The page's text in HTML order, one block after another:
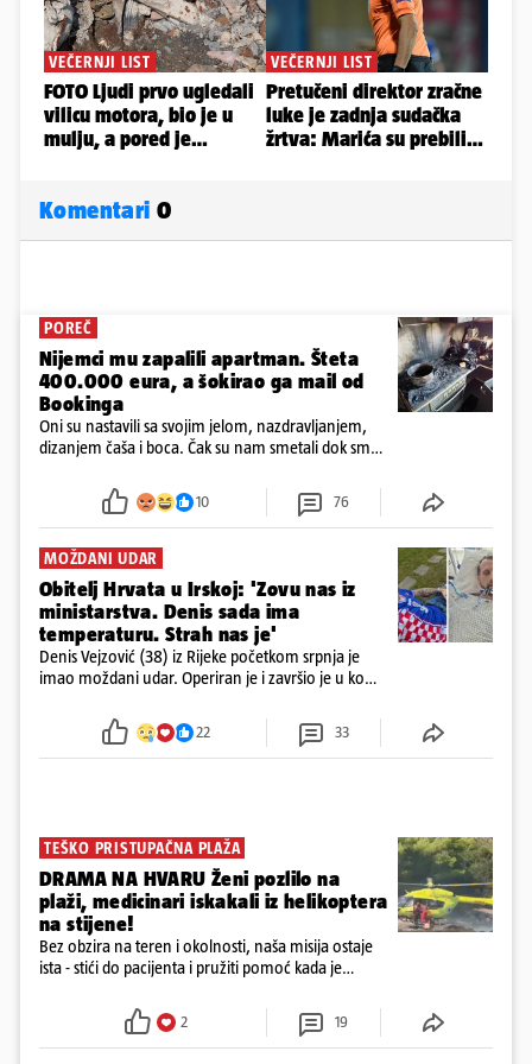
Komentari 0
POREČ
Nijemci mu zapalili apartman. Šteta
400.000 eura, a šokirao ga mail od
Bookinga
Oni su nastavili sa svojim jelom, nazdravljanjem,
dizanjem čaša i boca. Čak su nam smetali dok smo
požar, rekao je vlasnik
10 76
MOŽDANI UDAR
Obitelj Hrvata u Irskoj: 'Zovu nas iz
ministarstva. Denis sada ima
temperaturu. Strah nas je'
Denis Vejzović (38) iz Rijeke početkom srpnja je
imao moždani udar. Operiran je i završio je u komi.
tamošnji liječnici ne vjeruju u oporavak: 'Imamo
22 33
TEŠKO PRISTUPAČNA PLAŽA
DRAMA NA HVARU Ženi pozlilo na
plaži, medicinari iskakali iz helikoptera
na stijene!
Bez obzira na teren i okolnosti, naša misija ostaje
ista - stići do pacijenta i pružiti pomoć kada je
2 19